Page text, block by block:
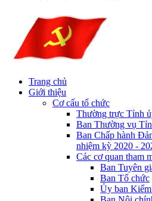
Trang chủ
Giới thiệu
Cơ cấu tổ chức
Thường trực Tỉnh
Ban Thường vụ
Ban Chấp hành
nhiệm kỳ 2020 -
Các cơ quan tham
Ban Tuyên
Ban Tổ chức
Ủy ban Kiểm